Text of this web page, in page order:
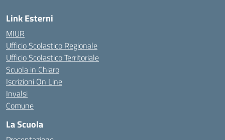
Link Esterni
MIUR
Ufficio Scolastico Regionale
Ufficio Scolastico Territoriale
Scuola in Chiaro
Iscrizioni On Line
Invalsi
Comune
La Scuola